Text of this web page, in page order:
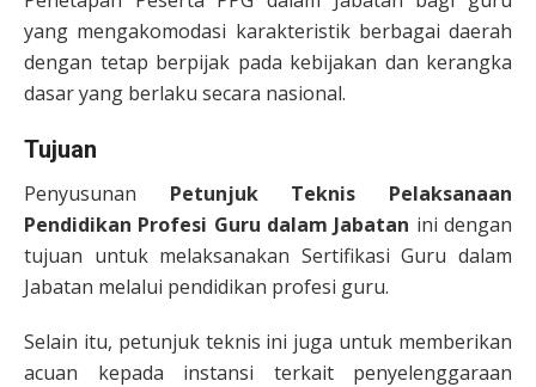
yang mengakomodasi karakteristik berbagai daerah
dengan tetap berpijak pada kebijakan dan kerangka
dasar yang berlaku secara nasional.
Tujuan
Penyusunan Petunjuk Teknis Pelaksanaan
Pendidikan Profesi Guru dalam Jabatan ini dengan
tujuan untuk melaksanakan Sertifikasi Guru dalam
Jabatan melalui pendidikan profesi guru.
Selain itu, petunjuk teknis ini juga untuk memberikan
acuan kepada instansi terkait penyelenggaraan